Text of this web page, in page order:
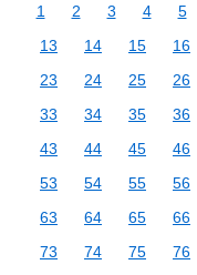
1 2 3 4 5
13
14 15 16
23
24 25 26
33
34 35 36
43
44 45 46
53
54 55 56
63
64 65 66
73
74 75 76